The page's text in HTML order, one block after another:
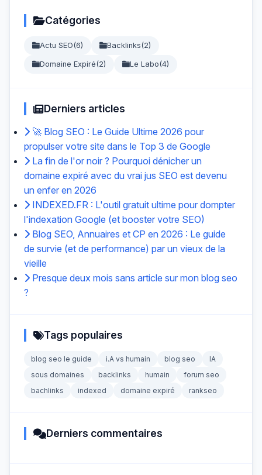
Catégories
Actu SEO(6) Backlinks(2)
Domaine Expiré(2) Le Labo(4)
Derniers articles
🚀 Blog SEO : Le Guide Ultime 2026 pour
propulser votre site dans le Top 3 de Google
La fin de l'or noir ? Pourquoi dénicher un
domaine expiré avec du vrai jus SEO est devenu
un enfer en 2026
INDEXED.FR : L'outil gratuit ultime pour dompter
l'indexation Google (et booster votre SEO)
Blog SEO, Annuaires et CP en 2026 : Le guide
de survie (et de performance) par un vieux de la
vieille
Presque deux mois sans article sur mon blog seo
?
Tags populaires
blog seo le guide i.A vs humain blog seo
IA
sous domaines
backlinks humain
forum seo
bachlinks
indexed domaine expiré rankseo
Derniers commentaires